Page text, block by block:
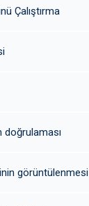
Çalıştırma
doğrulaması
görüntülenmesi